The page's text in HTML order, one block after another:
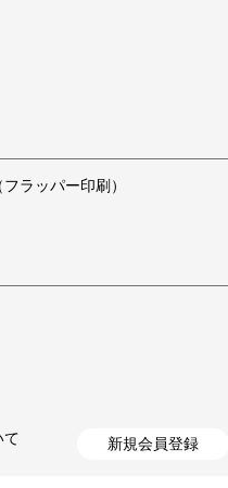
ラッパー印刷）
て
新規会員登録